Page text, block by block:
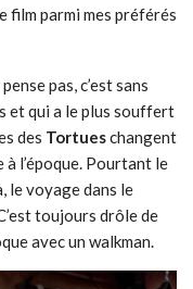
film parmi mes préférés
pas, c’est sans
et qui a le plus souffert
des Tortueschangent
à l’époque. Pourtant le
le voyage dans le
toujours drôle de
avec un walkman.